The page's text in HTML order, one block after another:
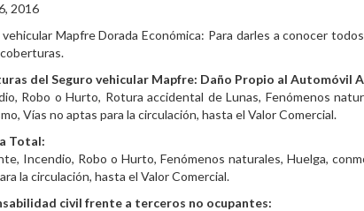
2016
Mapfre Dorada Económica: Para darles a conocer
del Seguro vehicular Mapfre: Daño Propio al Automóvil
Robo o Hurto, Rotura accidental de Lunas, Fenómenos
Vías no aptas para la circulación, hasta el Valor Comercial.
Total:
Incendio, Robo o Hurto, Fenómenos naturales, Huelga,
la circulación, hasta el Valor Comercial.
civil frente a terceros no ocupantes: